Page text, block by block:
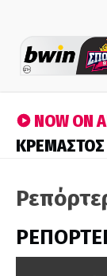
NOW ON
ΚΡΕΜΑΣΤΟΣ